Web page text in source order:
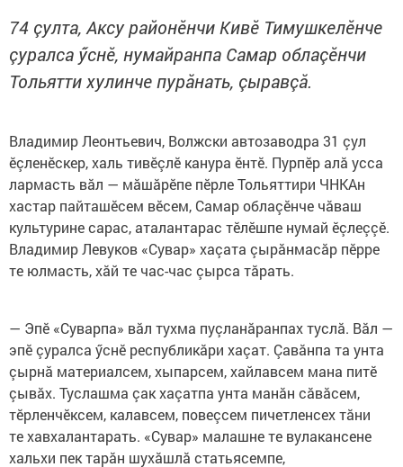
74 çулта, Аксу районӗнчи Кивӗ Тимушкелӗнче
çуралса ӳснӗ, нумайранпа Самар облаçӗнчи
Тольятти хулинче пурăнать, çыравçă.
Владимир Леонтьевич, Волжски автозаводра 31 çул
ӗçленӗскер, халь тивӗçлӗ канура ӗнтӗ. Пурпӗр алă усса
лармасть вăл — мăшăрӗпе пӗрле Тольяттири ЧНКАн
хастар пайташӗсем вӗсем, Самар облаçӗнче чăваш
культурине сарас, аталантарас тӗлӗшпе нумай ӗçлеççӗ.
Владимир Левуков «Сувар» хаçата çырăнмасăр пӗрре
те юлмасть, хăй те час-час çырса тăрать.
— Эпӗ «Суварпа» вăл тухма пуçланăранпах туслă. Вăл —
эпӗ çуралса ӳснӗ республикăри хаçат. Çавăнпа та унта
çырнă материалсем, хыпарсем, хайлавсем мана питӗ
çывăх. Туслашма çак хаçатпа унта манăн сăвăсем,
тӗрленчӗксем, калавсем, повеçсем пичетленсех тăни
те хавхалантарать. «Сувар» малашне те вулакансене
хальхи пек тарăн шухăшлă статьясемпе,